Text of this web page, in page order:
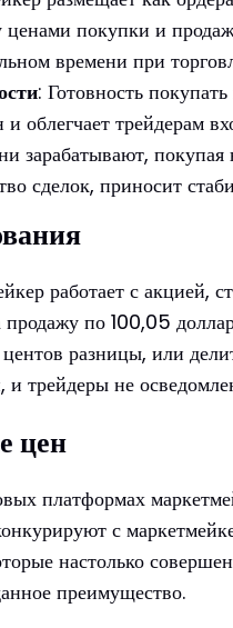
покупки и
времени при
: Готовность
облегчает трейдерам
зарабатывают,
сделок, приносит
работает с акцией,
по 100,05
центов разницы, или
и трейдеры не
цен
платформах
с
настолько
преимущество.